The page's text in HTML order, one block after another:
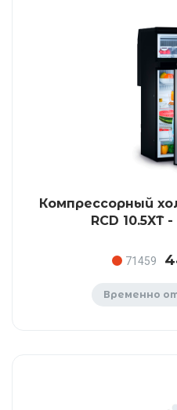
Компрессорный
RCD 10.5XT
71459
Временно